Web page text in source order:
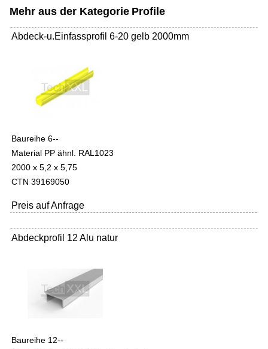
Mehr aus der Kategorie Profile
Abdeck-u.Einfassprofil 6-20 gelb 2000mm
Baureihe 6--
Material PP ähnl. RAL1023
2000 x 5,2 x 5,75
CTN 39169050
Preis auf Anfrage
Abdeckprofil 12 Alu natur
Baureihe 12--